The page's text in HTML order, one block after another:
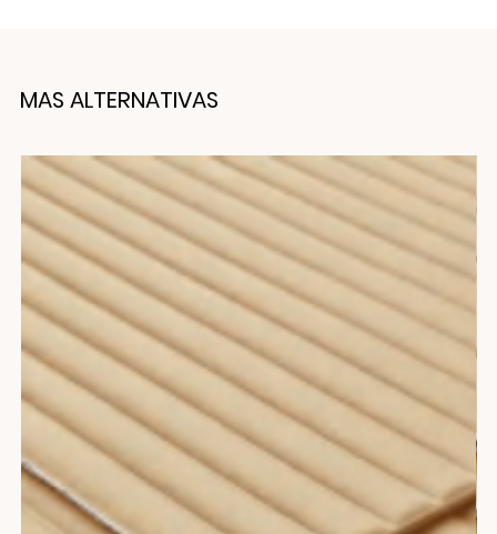
MAS ALTERNATIVAS